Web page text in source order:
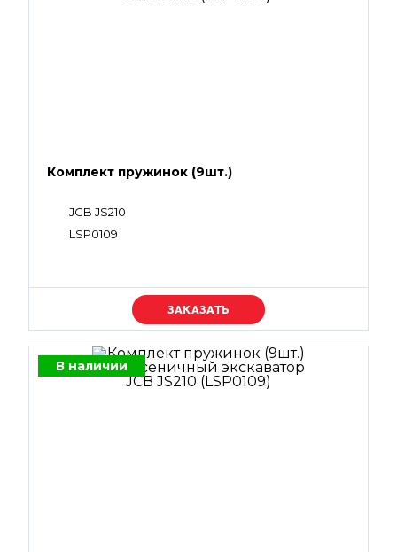
Комплект пружинок (9шт.)
JCB JS210
LSP0109
Уточняйте цену
В наличии